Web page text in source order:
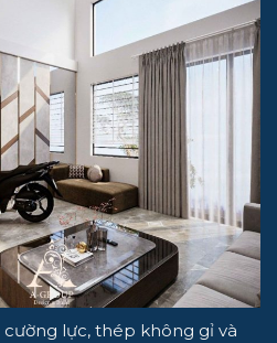
lực, thép không gỉ và